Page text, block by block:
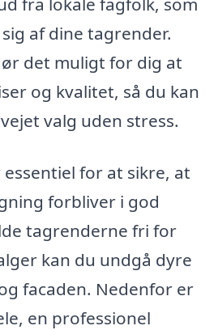
af dine tagrender.
det muligt for dig at
og kvalitet, så du kan
valg uden stress.
for at sikre, at
forbliver i god
tagrenderne fri for
kan du undgå dyre
facaden. Nedenfor er
en professionel